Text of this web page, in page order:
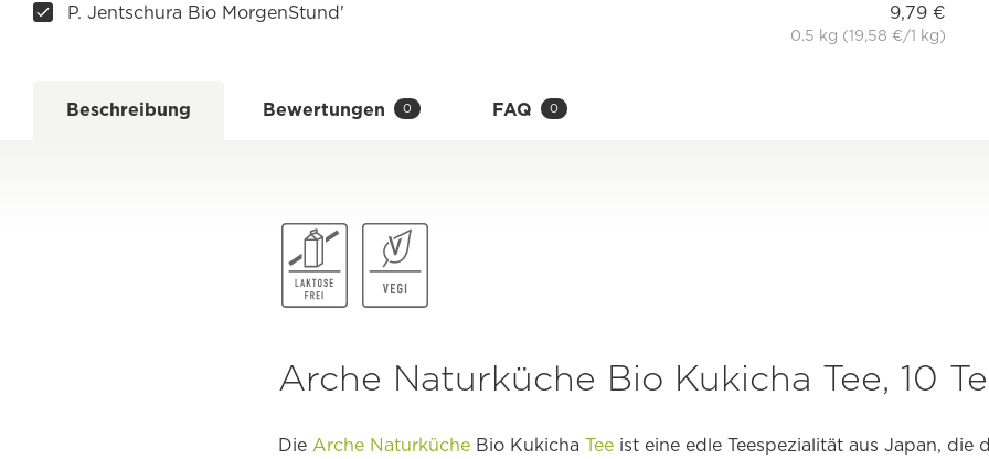
P. Jentschura Bio MorgenStund' 9,79 €
0.5 kg (19,58 €/1 kg)
Beschreibung Bewertungen 0 FAQ 0
Arche Naturküche Bio Kukicha Tee, 10
Die Arche Naturküche Bio Kukicha Tee ist eine edle Teespezialität aus Japan, die